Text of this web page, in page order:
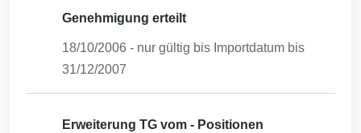
Genehmigung erteilt
18/10/2006 - nur gültig bis Importdatum bis
31/12/2007
Erweiterung TG vom - Positionen